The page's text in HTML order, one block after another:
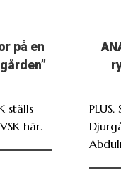
på en
ställs
här.